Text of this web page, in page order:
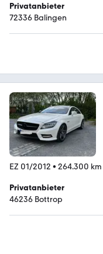
Privatanbieter
72336 Balingen
EZ 01/2012 • 264.300 km
Privatanbieter
46236 Bottrop